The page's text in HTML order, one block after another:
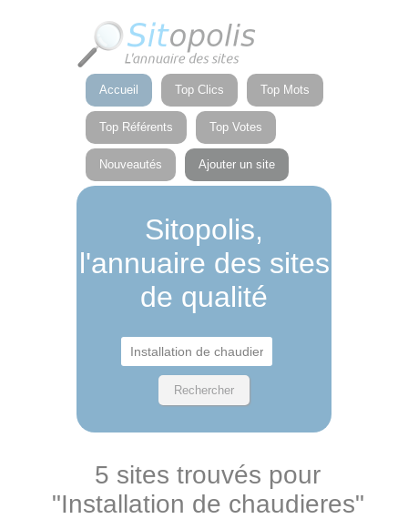
Accueil Top Clics Top Mots
Top Référents Top Votes
Nouveautés Ajouter un site
Sitopolis,
l'annuaire des sites
de qualité
5 sites trouvés pour
"Installation de chaudieres"